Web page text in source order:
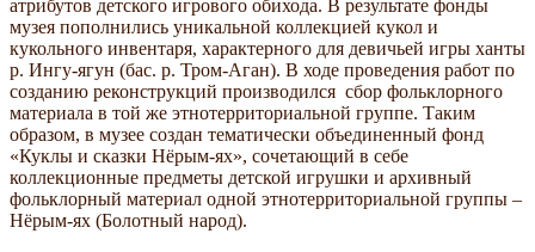
атрибутов детского игрового обихода. В результате фонды
музея пополнились уникальной коллекцией кукол и
кукольного инвентаря, характерного для девичьей игры ханты
р. Ингу-ягун (бас. р. Тром-Аган). В ходе проведения работ по
созданию реконструкций производился сбор фольклорного
материала в той же этнотерриториальной группе. Таким
образом, в музее создан тематически объединенный фонд
«Куклы и сказки Нёрым-ях», сочетающий в себе
коллекционные предметы детской игрушки и архивный
фольклорный материал одной этнотерриториальной группы –
Нёрым-ях (Болотный народ).